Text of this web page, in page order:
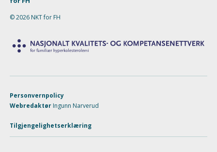
© 2026 NKT for FH
Personvernpolicy
Webredaktør Ingunn Narverud
Tilgjengelighetserklæring